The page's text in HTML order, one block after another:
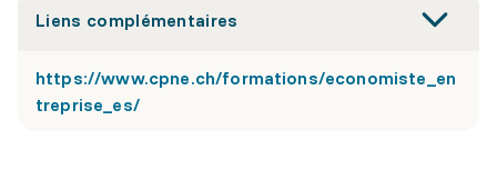
Liens complémentaires
https://www.cpne.ch/formations/economiste_en
treprise_es/